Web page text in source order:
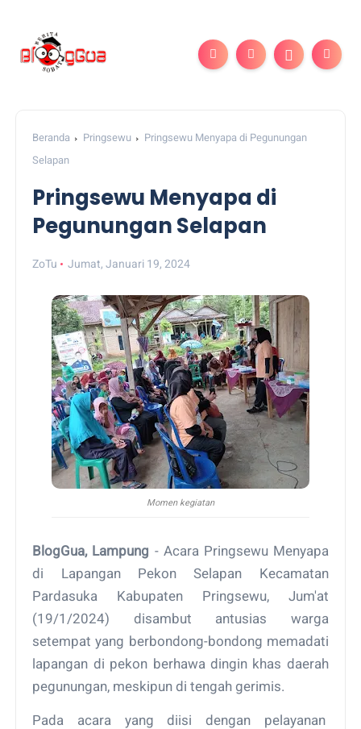
Beranda Pringsewu
Pringsewu Menyapa di Pegunungan
Selapan
Pringsewu Menyapa di
Pegunungan Selapan
ZoTu Jumat, Januari 19, 2024
Momen kegiatan
BlogGua, Lampung - Acara Pringsewu Menyapa
di Lapangan Pekon Selapan Kecamatan
Pardasuka Kabupaten Pringsewu, Jum'at
(19/1/2024) disambut antusias warga
setempat yang berbondong-bondong memadati
lapangan di pekon berhawa dingin khas daerah
pegunungan, meskipun di tengah gerimis.
Pada acara yang diisi dengan pelayanan